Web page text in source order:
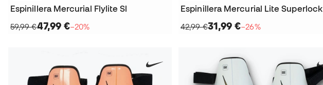
Espinillera Mercurial Flylite Sl
59,99 €47,99 €−20%
Espinillera Mercurial Lite Superlock
42,99 €31,99 €−26%